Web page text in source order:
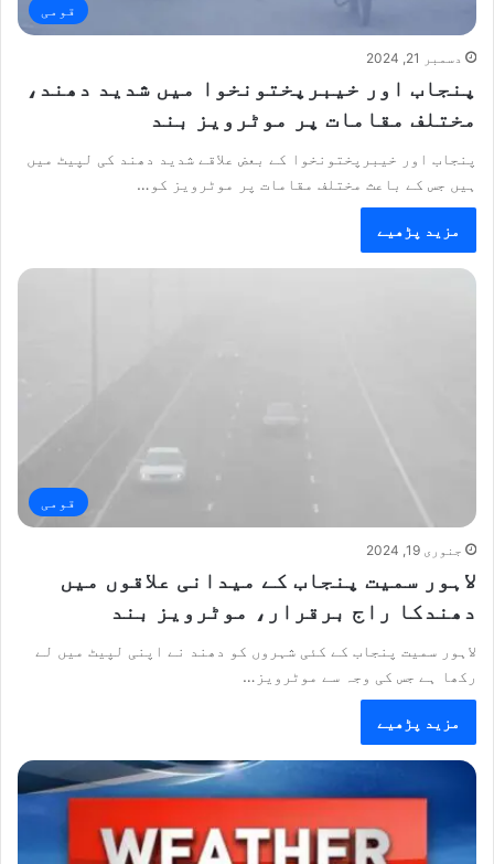
قومی
دسمبر 21, 2024
پنجاب اور خیبرپختونخوا میں شدید دھند،
مختلف مقامات پر موٹرویز بند
پنجاب اور خیبرپختونخوا کے بعض علاقے شدید دھند کی لپیٹ میں
ہیں جس کے باعث مختلف مقامات پر موٹرویز کو…
مزید پڑھیے
قومی
جنوری 19, 2024
لاہور سمیت پنجاب کے میدانی علاقوں میں
دھندکا راج برقرار، موٹرویز بند
لاہور سمیت پنجاب کے کئی شہروں کو دھند نے اپنی لپیٹ میں لے
رکھا ہے جس کی وجہ سے موٹرویز…
مزید پڑھیے